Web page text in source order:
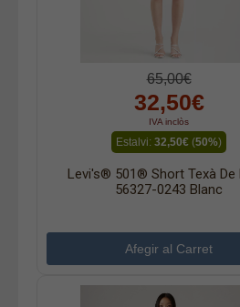
65,00€
32,50€
IVA inclòs
Estalvi: 32,50€ (50%)
Levi's® 501® Short Texà De
56327-0243 Blanc